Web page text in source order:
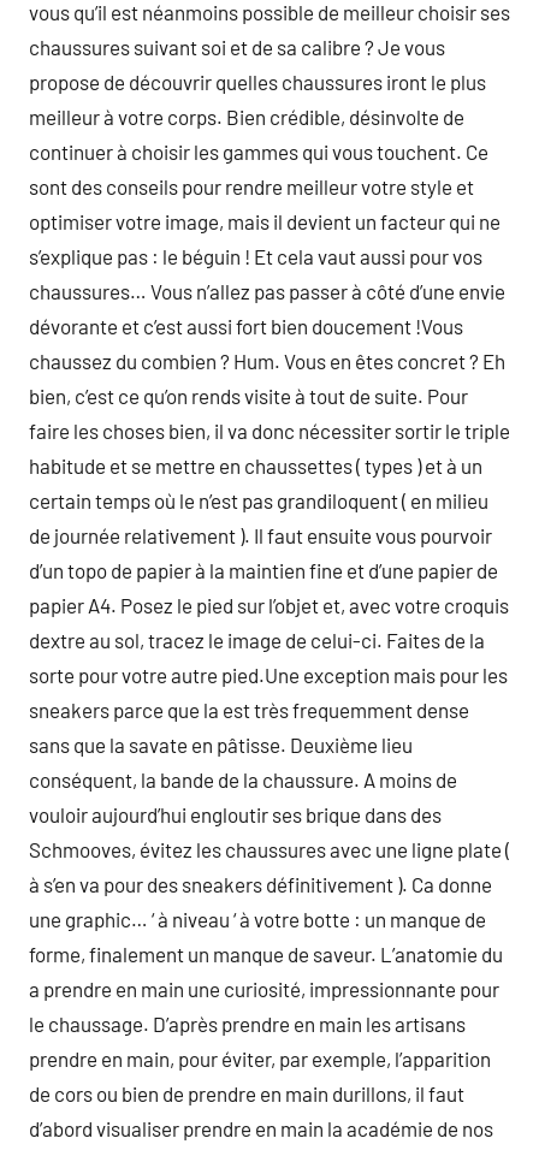
vous qu’il est néanmoins possible de meilleur choisir ses
chaussures suivant soi et de sa calibre ? Je vous
propose de découvrir quelles chaussures iront le plus
meilleur à votre corps. Bien crédible, désinvolte de
continuer à choisir les gammes qui vous touchent. Ce
sont des conseils pour rendre meilleur votre style et
optimiser votre image, mais il devient un facteur qui ne
s’explique pas : le béguin ! Et cela vaut aussi pour vos
chaussures… Vous n’allez pas passer à côté d’une envie
dévorante et c’est aussi fort bien doucement !Vous
chaussez du combien ? Hum. Vous en êtes concret ? Eh
bien, c’est ce qu’on rends visite à tout de suite. Pour
faire les choses bien, il va donc nécessiter sortir le triple
habitude et se mettre en chaussettes ( types ) et à un
certain temps où le n’est pas grandiloquent ( en milieu
de journée relativement ). Il faut ensuite vous pourvoir
d’un topo de papier à la maintien fine et d’une papier de
papier A4. Posez le pied sur l’objet et, avec votre croquis
dextre au sol, tracez le image de celui-ci. Faites de la
sorte pour votre autre pied.Une exception mais pour les
sneakers parce que la est très frequemment dense
sans que la savate en pâtisse. Deuxième lieu
conséquent, la bande de la chaussure. A moins de
vouloir aujourd’hui engloutir ses brique dans des
Schmooves, évitez les chaussures avec une ligne plate (
à s’en va pour des sneakers définitivement ). Ca donne
une graphic… ‘ à niveau ‘ à votre botte : un manque de
forme, finalement un manque de saveur. L’anatomie du
a prendre en main une curiosité, impressionnante pour
le chaussage. D’après prendre en main les artisans
prendre en main, pour éviter, par exemple, l’apparition
de cors ou bien de prendre en main durillons, il faut
d’abord visualiser prendre en main la académie de nos